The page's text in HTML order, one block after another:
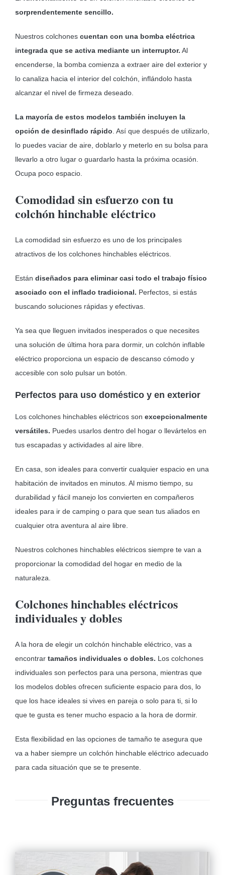
sorprendentemente sencillo.
Nuestros colchones cuentan con una bomba eléctrica
integrada que se activa mediante un interruptor. Al
encenderse, la bomba comienza a extraer aire del exterior y
lo canaliza hacia el interior del colchón, inflándolo hasta
alcanzar el nivel de firmeza deseado.
La mayoría de estos modelos también incluyen la
opción de desinflado rápido . Así que después de utilizarlo,
lo puedes vaciar de aire, doblarlo y meterlo en su bolsa para
llevarlo a otro lugar o guardarlo hasta la próxima ocasión.
Ocupa poco espacio.
Comodidad sin esfuerzo con tu
colchón hinchable eléctrico
La comodidad sin esfuerzo es uno de los principales
atractivos de los colchones hinchables eléctricos.
Están diseñados para eliminar casi todo el trabajo físico
asociado con el inflado tradicional. Perfectos, si estás
buscando soluciones rápidas y efectivas.
Ya sea que lleguen invitados inesperados o que necesites
una solución de última hora para dormir, un colchón inflable
eléctrico proporciona un espacio de descanso cómodo y
accesible con solo pulsar un botón.
Perfectos para uso doméstico y en exterior
Los colchones hinchables eléctricos son excepcionalmente
versátiles. Puedes usarlos dentro del hogar o llevártelos en
tus escapadas y actividades al aire libre.
En casa, son ideales para convertir cualquier espacio en una
habitación de invitados en minutos. Al mismo tiempo, su
durabilidad y fácil manejo los convierten en compañeros
ideales para ir de camping o para que sean tus aliados en
cualquier otra aventura al aire libre.
Nuestros colchones hinchables eléctricos siempre te van a
proporcionar la comodidad del hogar en medio de la
naturaleza.
Colchones hinchables eléctricos
individuales y dobles
A la hora de elegir un colchón hinchable eléctrico, vas a
encontrar tamaños individuales o dobles. Los colchones
individuales son perfectos para una persona, mientras que
los modelos dobles ofrecen suficiente espacio para dos, lo
que los hace ideales si vives en pareja o solo para ti, si lo
que te gusta es tener mucho espacio a la hora de dormir.
Esta flexibilidad en las opciones de tamaño te asegura que
va a haber siempre un colchón hinchable eléctrico adecuado
para cada situación que se te presente.
Preguntas frecuentes